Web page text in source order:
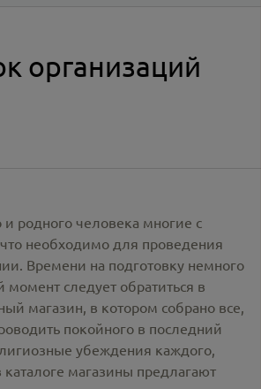
организаций
родного человека многие с
необходимо для проведения
Времени на подготовку немного
следует обратиться в
магазин, в котором собрано все,
покойного в последний
убеждения каждого,
магазины предлагают